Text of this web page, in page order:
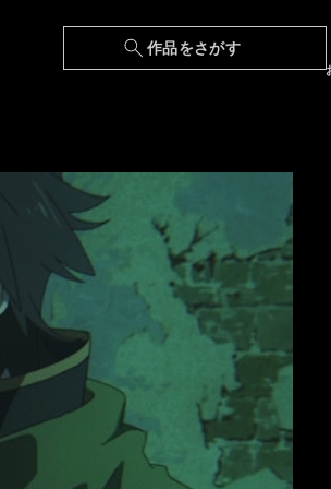
作品をさがす
『最強の王様、二度目の人生は何をする？』
24話 配信日変更のお知らせ
【障害】映像再生における不具合に関しまし
【日本語字幕】【セリフ検索】新規追加のお
【障害】Android TVにおける不具合に関しま
て